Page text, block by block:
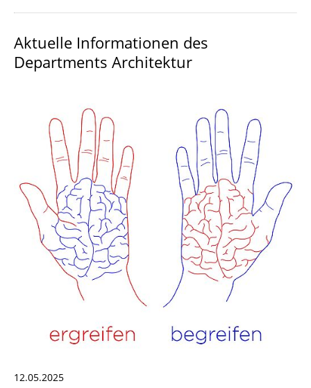
Aktuelle Informationen des
Departments Architektur
12.05.2025